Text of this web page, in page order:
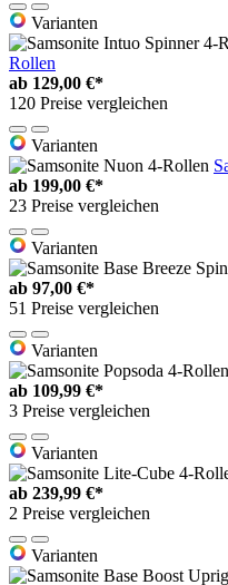
Varianten
Rollen
ab 129,00 €*
120 Preise vergleichen
Varianten
ab 199,00 €*
23 Preise vergleichen
Varianten
ab 97,00 €*
51 Preise vergleichen
Varianten
ab 109,99 €*
3 Preise vergleichen
Varianten
ab 239,99 €*
2 Preise vergleichen
Varianten